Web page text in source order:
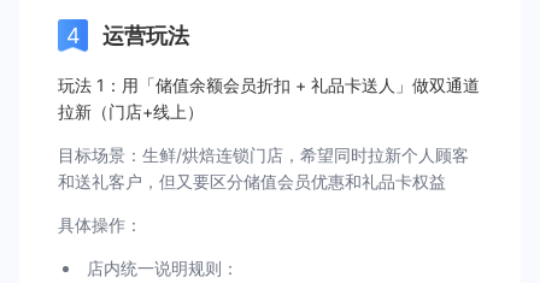
运营玩法
玩法 1：用「储值余额会员折扣 + 礼品卡送人」做双通道
拉新（门店+线上）
目标场景：生鲜/烘焙连锁门店，希望同时拉新个人顾客
和送礼客户，但又要区分储值会员优惠和礼品卡权益
具体操作：
店内统一说明规则：